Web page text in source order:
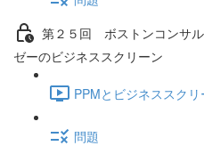
第２５回 ボストンコンサ
ゼーのビジネススクリーン
PPMとビジネススク
問題